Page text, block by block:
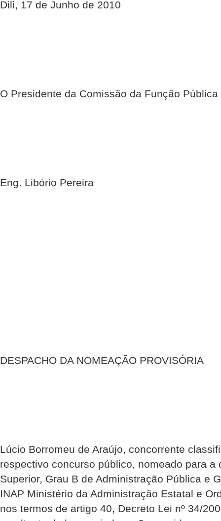
Dili, 17 de Junho de 2010
O Presidente da Comissão da Função Pública
Eng. Libório Pereira
DESPACHO DA NOMEAÇÃO PROVISÓRIA
Lúcio Borromeu de Araújo, concorrente
respectivo concurso público, nomeado para a
Superior, Grau B de Administração Pública e
INAP Ministério da Administração Estatal e
nos termos de artigo 40, Decreto Lei nº 34/